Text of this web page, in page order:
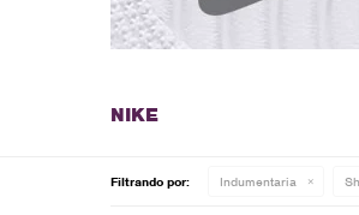
Filtrando por: Indumentaria